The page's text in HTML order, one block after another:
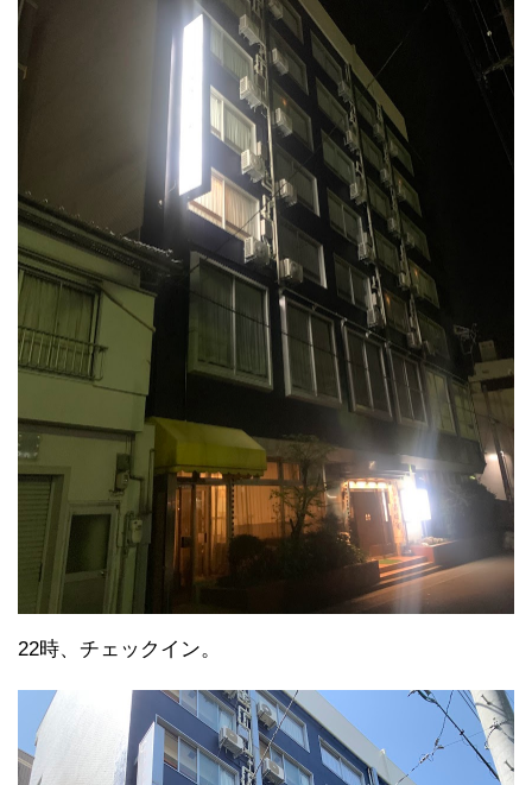
22時、チェックイン。